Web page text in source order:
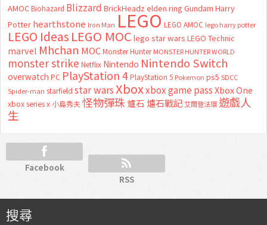
AMOC Biohazard Blizzard BrickHeadz elden ring Gundam Harry
Potter hearthstone Iron Man LEGO LEGO AMOC lego harry potter
LEGO Ideas LEGO MOC lego star wars LEGO Technic
marvel Mhchan MOC Monster Hunter MONSTER HUNTER WORLD
monster strike Netflix Nintendo Nintendo Switch
overwatch PC PlayStation 4 PlayStation 5 Pokemon ps5 SDCC
Spider-man starfield star warsXboxxbox game passXbox One
xbox series x 小島秀夫怪物彈珠 爐石 爐石戰記艾爾登法環 遊戲人
生
Facebook
RSS
搜尋